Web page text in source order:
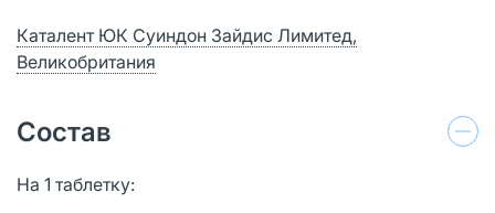
Каталент ЮК Суиндон Зайдис Лимитед,
Великобритания
Состав
На 1 таблетку: